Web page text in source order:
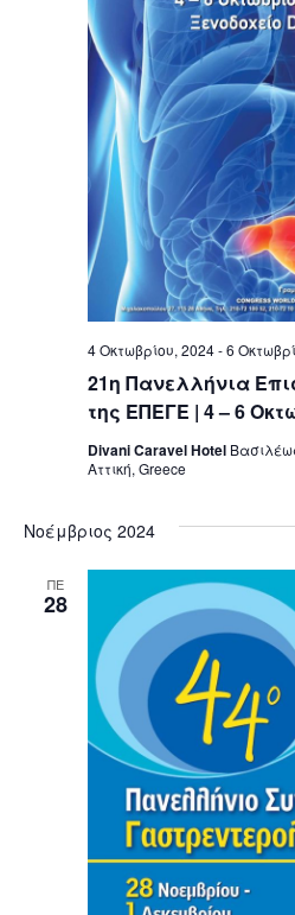
21η Πανελλήνια
της ΕΠΕΓΕ | 4 – 6
4 Οκτωβρίου, 2024-6
Divani Caravel Hotel
Αττική, Greece
Νοέμβριος 2024
ΠΕ
28